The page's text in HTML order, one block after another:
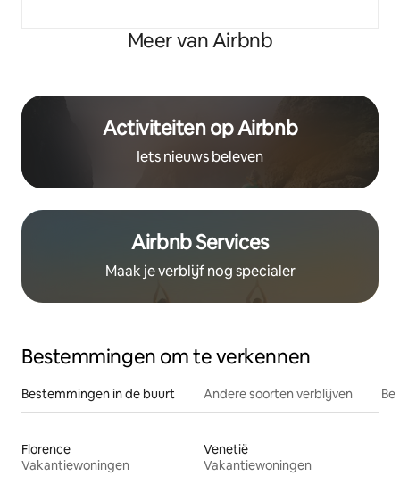
Meer van Airbnb
Activiteiten op Airbnb
Iets nieuws beleven
Airbnb Services
Maak je verblijf nog specialer
Bestemmingen om te verkennen
Bestemmingen in de buurt Andere soorten verblijven
Florence
Vakantiewoningen
Venetië
Vakantiewoningen